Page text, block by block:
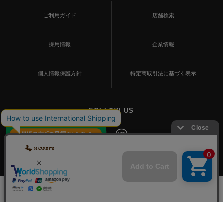
×
ご利用ガイド 店舗検索
採用情報 企業情報
個人情報保護方針 特定商取引法に基づく表示
FOLLOW US